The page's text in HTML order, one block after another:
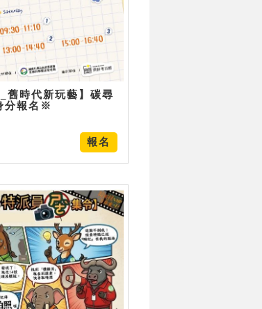
_舊時代新玩藝】碳尋
分報名※
報名